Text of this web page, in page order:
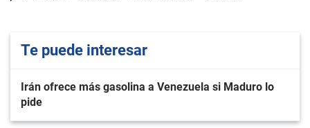
Te puede interesar
Irán ofrece más gasolina a Venezuela si Maduro lo
pide